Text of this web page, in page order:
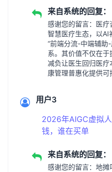
来自系统的回复：
感谢您的留言：医
智慧医疗生态，以AI
“前端分流-中端辅助
系。其价值不仅在
减负让医生回归医
康管理普惠化提供可
用户3
2026年AIGC虚拟
钱，谁在买单
来自系统的回复：
感谢您的留言：地